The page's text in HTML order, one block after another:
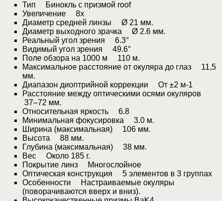
Тип Бинокль с призмой roof
Увеличение 8x
Диаметр средней линзы Ø 21 мм.
Диаметр выходного зрачка Ø 2.6 мм.
Реальный угол зрения 6.3°
Видимый угол зрения 49.6°
Поле обзора на 1000 м 110 м.
Максимальное расстояние от окуляра до глаз 11,5
мм.
Диапазон диоптрийной коррекции От ±2 м-1
Расстояние между оптическими осями окуляров
37–72 мм.
Относительная яркость 6.8
Минимальная фокусировка 3.0 м.
Ширина (максимальная) 106 мм.
Высота 88 мм.
Глубина (максимальная) 38 мм.
Вес Около 185 г.
Покрытие линз Многослойное
Оптическая конструкция 5 элементов в 3 группах
Особенности Настраиваемые окуляры
(поворачиваются вверх и вниз).